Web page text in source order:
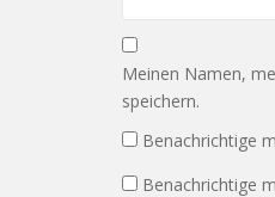
Meinen Namen,
speichern.
Benachrichtige
Benachrichtige